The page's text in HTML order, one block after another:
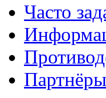
Часто